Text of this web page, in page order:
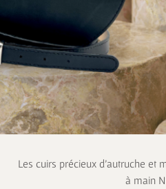
Les cuirs précieux d’autruche et
à main